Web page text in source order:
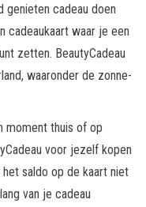
genieten cadeau doen
cadeaukaart waar je een
zetten. BeautyCadeau
waaronder de zonne-
moment thuis of op
voor jezelf kopen
saldo op de kaart niet
van je cadeau